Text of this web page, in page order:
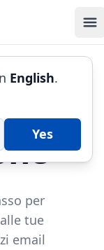
English.
Yes
per
tue
email